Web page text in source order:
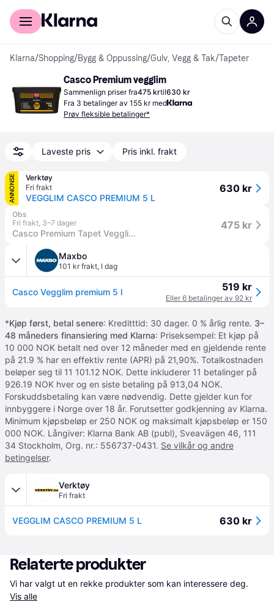
For kunder
Klarna/Shopping/Bygg & Oppussing/Gulv, Vegg & Tak/Tapeter
Casco Premium vegglim
Sammenlign priser fra475 krtil630 kr
Fra 3 betalinger av 155 kr med
Prøv fleksible betalinger*
Laveste pris Pris inkl. frakt
ANNONSE
Verktøy
Fri frakt
VEGGLIM CASCO PREMIUM 5 L
630 kr
Obs
Fri frakt, 3–7 dager
Casco Premium Tapet Vegglim 5 L
475 kr
Maxbo
101 kr frakt, I dag
Casco Vegglim premium 5 l 519 kr
Eller 6 betalinger av 92 kr
*Kjøp først, betal senere: Kreditttid: 30 dager. 0 % årlig rente. 3–
48 måneders finansiering med Klarna: Priseksempel: Et kjøp på
10 000 NOK betalt ned over 12 måneder med en gjeldende rente
på 21.9 % har en effektiv rente (APR) på 21,90%. Totalkostnaden
beløper seg til 11 101.12 NOK. Dette inkluderer 11 betalinger på
926.19 NOK hver og en siste betaling på 913,04 NOK.
Forskuddsbetaling kan være nødvendig. Dette gjelder kun for
innbyggere i Norge over 18 år. Forutsetter godkjenning av Klarna.
Minimum kjøpsbeløp er 250 NOK og maksimalt kjøpsbeløp er 150
000 NOK. Långiver: Klarna Bank AB (publ), Sveavägen 46, 111
34 Stockholm, Org. nr.: 556737-0431. Se vilkår og andre
betingelser.
Verktøy
Fri frakt
VEGGLIM CASCO PREMIUM 5 L 630 kr
Relaterte produkter
Vis alle